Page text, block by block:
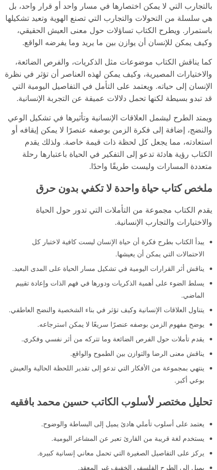
بالتجارب التي لا يمكن اختصارها في مسار واحد أو قرار واحد، بل
هي سلسلة من التحولات والتجارب التي تصنع الهوية وتعيد تشكيلها
باستمرار. ويطرح الكتاب تساؤلات حول معنى العيش الحقيقي،
وكيف يمكن للإنسان أن يوازن بين ما يريد وما يفرضه الواقع.
كما يناقش الكتاب موضوعات مثل الذكريات، والفرص الضائعة،
والاختيارات المصيرية، وكيف يمكن لهذه العناصر أن تؤثر في نظرة
الإنسان إلى حياته. ويعتمد على التأمل في التفاصيل اليومية التي
قد تبدو بسيطة لكنها تحمل دلالات عميقة عن التجربة الإنسانية.
ويمتد الطرح ليشمل العلاقات الإنسانية وتأثيرها في تشكيل الوعي
والنضج، إضافة إلى فكرة الزمن بوصفه عنصرًا لا يمكن إيقافه أو
استعادته، مما يجعل كل لحظة ذات قيمة خاصة. ولذلك يقدم
الكتاب رؤية هادئة تدعو إلى التفكير في الحياة باعتبارها رحلة
متعددة المسارات وليست طريقًا واحدًا.
ملخص كتاب حياة واحدة لا تكفي بدون حرق
يقدم الكتاب مجموعة من التأملات التي تدور حول الحياة
والاختيارات والتجارب الإنسانية.
يبدأ الكتاب بطرح فكرة أن حياة الإنسان ليست كافية لاختبار كل
الاحتمالات التي يمكن أن يعيشها.
يناقش أثر القرارات اليومية في تشكيل مسار الحياة على المدى البعيد.
يسلط الضوء على أهمية الذكريات ودورها في فهم الذات وإعادة تقييم
الماضي.
يتناول العلاقات الإنسانية وكيف تؤثر في بناء الشخصية والنضج العاطفي.
يوضح مفهوم الزمن بوصفه عنصرًا سريعًا لا يمكن استرجاعه.
يقدم تأملات حول الفرص الضائعة وما تتركه من أثر نفسي وفكري.
يناقش معنى الرضا والتوازن بين الطموح والواقع.
ينتهي بمجموعة من الأفكار التي تدعو إلى تقدير اللحظة الحالية والعيش
بوعي أكبر.
تحليل مختصر لأسلوب الكاتب حسين محمد بافقيه
يعتمد على أسلوب تأملي هادئ يميل إلى البساطة والوضوح.
يستخدم لغة قريبة من القارئ تعبر عن المشاعر اليومية.
يركز على التفاصيل الصغيرة التي تحمل معاني إنسانية كبيرة.
يميل إلى الطرح الفلسفي الخفيف غير المعقد.